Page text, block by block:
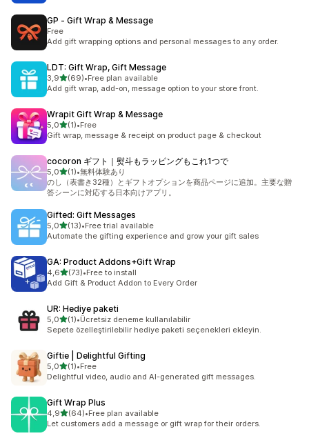
GP ‑ Gift Wrap & Message
Free
Add gift wrapping options and personal messages to any order.
LDT: Gift Wrap, Gift Message
3,95 yıldız üzerinden
(69)
toplam 69 değerlendirme
•Free plan available
Add gift wrap, add-on, message option to your store front.
Wrapit Gift Wrap & Message
5,05 yıldız üzerinden
(1)
toplam 1 değerlendirme
•Free
Gift wrap, message & receipt on product page & checkout
cocoron ギフト｜熨斗もラッピングもこれ1つで
5,05 yıldız üzerinden
(1)
toplam 1 değerlendirme
•無料体験あり
のし（表書き32種）とギフトオプションを商品ページに追加。主要な贈
答シーンに対応する日本向けアプリ。
Gifted: Gift Messages
5,05 yıldız üzerinden
(13)
toplam 13 değerlendirme
•Free trial available
Automate the gifting experience and grow your gift sales
GA: Product Addons+Gift Wrap
4,65 yıldız üzerinden
(73)
toplam 73 değerlendirme
•Free to install
Add Gift & Product Addon to Every Order
UR: Hediye paketi
5,05 yıldız üzerinden
(1)
toplam 1 değerlendirme
•Ücretsiz deneme kullanılabilir
Sepete özelleştirilebilir hediye paketi seçenekleri ekleyin.
Giftie | Delightful Gifting
5,05 yıldız üzerinden
(1)
toplam 1 değerlendirme
•Free
Delightful video, audio and AI-generated gift messages.
Gift Wrap Plus
4,95 yıldız üzerinden
(64)
toplam 64 değerlendirme
•Free plan available
Let customers add a message or gift wrap for their orders.